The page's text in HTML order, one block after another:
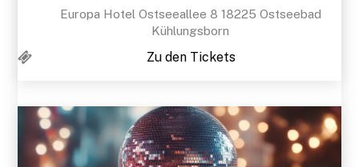
Europa Hotel Ostseeallee 8 18225 Ostseebad
Kühlungsborn
Zu den Tickets